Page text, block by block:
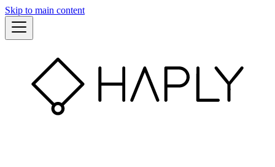
Skip to main content